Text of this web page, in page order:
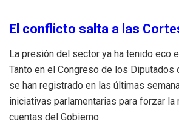
El conflicto salta a las
La presión del sector ya ha tenido eco
Tanto en el Congreso de los Diputados
se han registrado en las últimas
iniciativas parlamentarias para forzar la
cuentas del Gobierno.